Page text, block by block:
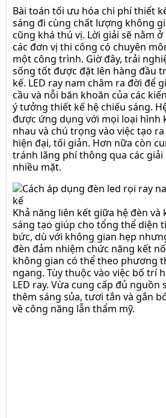
Bài toán tối ưu hóa chi phí thiết
sáng đi cùng chất lượng không
cũng khá thú vị. Lời giải sẽ nằm
các đơn vị thi công có chuyên
một công trình. Giờ đây, trải
sống tốt được đặt lên hàng đầu
kế. LED ray nam châm ra đời để
cầu và nỗi băn khoăn của các
ý tưởng thiết kế hệ chiếu sáng.
được ứng dụng với mọi loại hình
nhau và chú trọng vào việc tạo
hiện đại, tối giản. Hơn nữa còn
tránh lãng phí thông qua các giải
nhiều mặt.
Khả năng liên kết giữa hệ đèn và
sáng tạo giúp cho tổng thể diện
bức, dù với không gian hẹp
đèn đảm nhiệm chức năng kết
không gian có thể theo phương
ngang. Tùy thuộc vào việc bố trí
LED ray. Vừa cung cấp đủ
thêm sáng sủa, tươi tắn và gắn
về công năng lẫn thẩm mỹ.